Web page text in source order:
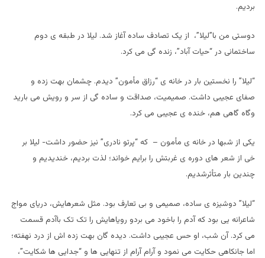
بردیم.
دوستی من با”لیلا”، از یک تصادف ساده آغاز شد. لیلا در طبقه ی دوم
ساختمانی در “حیات آباد”، زنده گی می کرد.
“لیلا” را نخستین بار در خانه ی “رزاق مأمون” دیدم. چشمان بهت زده و
صفای عجیبی داشت. صمیمیت، صداقت و ساده گی از سر و رویش می بارید
وگاه گاهی هم، خنده ی عجیبی می کرد.
یکی از شبها در خانه ی مأمون – که “پرتو نادری” نیز حضور داشت- لیلا بر
خی از شعر های دوره ی غربتش را برایم خواند؛ لذت بردیم، خندیدیم و
چندین بار متأثرشدیم.
“لیلا” دوشیزه ی ساده، صمیمی و بی تعارف بود. مثل شعرهایش، دریای مواج
شاعرانه یی بود که آدم را باخود می بردو رویاهایش را تک تک باآدم قسمت
می کرد. آن شب، او حس عجیبی داشت. دیده گان بهت زده اش از درد نهفته؛
اما جانکاهی حکایت می نمود و آرام آرام از تنهایی ها و “جدایی ها شکایت”،